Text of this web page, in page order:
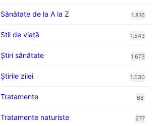
Sănătate de la A la Z 1.816
Stil de viaţă 1.543
Ştiri sănătate 1.673
Știrile zilei 1.030
Tratamente 68
Tratamente naturiste 277